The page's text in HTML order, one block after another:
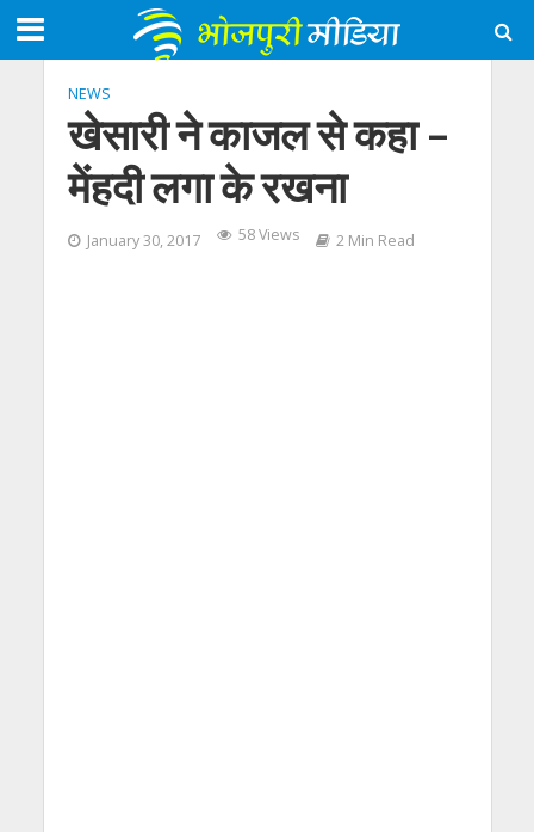
NEWS
खेसारी ने काजल से कहा –
मेंहदी लगा के रखना
January 30, 2017 58 Views 2 Min Read